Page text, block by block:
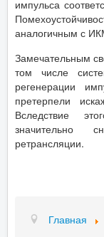
импульса
аналогичным с
Замечательным
том числе
регенерации
претерпели
Вследствие
значительно
ретрансляции.
Главная